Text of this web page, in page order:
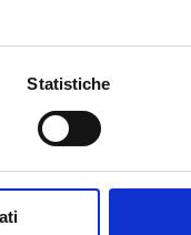
Statistiche